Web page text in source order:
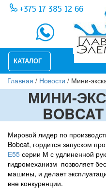
Перейти
основному
содержанию
+375 17 385 12 66
КАТАЛОГ
Вы
здесь
Главная / Новости / Мини-
МИНИ-
Мировой лидер по
Bobcat, гордится запуском
Е55 серии М с удлиненной
гидромеханизм позволяет
машины, и делает
вне конкуренции.